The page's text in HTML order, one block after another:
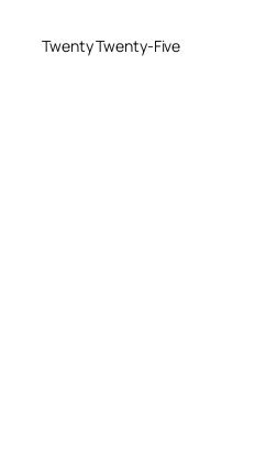
Twenty Twenty-Five